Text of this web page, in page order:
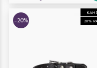
20%
-20%